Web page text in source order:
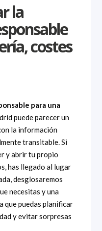
la
costes
para una
puede parecer un
la información
transitable. Si
y abrir tu propio
has llegado al lugar
desglosaremos
necesitas y una
que puedas planificar
y evitar sorpresas